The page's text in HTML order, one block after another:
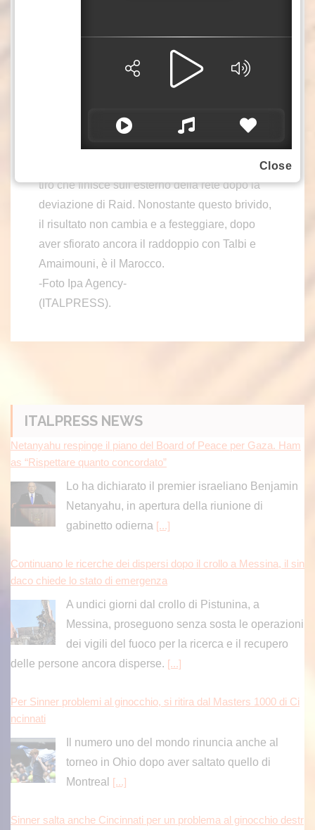
traversa. Due minuti dopo, lo stesso El
Khannouss colpisce di testa da calcio d’angolo
chiamando al buon intervento Gunn. Il Marocco
primo tempo, la Scozia prende coraggio nel
di McTominay, che all’85’ si crea lo spazio per il
tiro che finisce sull’esterno della rete dopo la
deviazione di Raid. Nonostante questo brivido,
il risultato non cambia e a festeggiare, dopo
aver sfiorato ancora il raddoppio con Talbi e
Amaimouni, è il Marocco.
-Foto Ipa Agency-
(ITALPRESS).
ITALPRESS NEWS
Netanyahu respinge il piano del Board of Peace per Gaza. Ham
as “Rispettare quanto concordato”
Lo ha dichiarato il premier israeliano Benjamin
Netanyahu, in apertura della riunione di
gabinetto odierna [...]
Continuano le ricerche dei dispersi dopo il crollo a Messina, il sin
daco chiede lo stato di emergenza
A undici giorni dal crollo di Pistunina, a
Messina, proseguono senza sosta le operazioni
dei vigili del fuoco per la ricerca e il recupero
delle persone ancora disperse. [...]
Per Sinner problemi al ginocchio, si ritira dal Masters 1000 di Ci
ncinnati
Il numero uno del mondo rinuncia anche al
torneo in Ohio dopo aver saltato quello di
Montreal
[...]
Sinner salta anche Cincinnati per un problema al ginocchio destr
Close